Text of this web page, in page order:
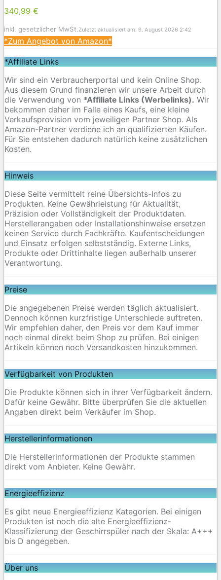
340,99 €
inkl. gesetzlicher MwSt.Zuletzt aktualisiert am: 9. August 2026 2:42
*Zum Angebot von Amazon*
*Affiliate Links
Wir sind ein Verbraucherportal und kein Online Shop.
Aus diesem Grund finanzieren wir unsere Arbeit durch
die Verwendung von *Affiliate Links (Werbelinks). Wir
bekommen daher im Falle eines Kaufs, eine kleine
Verkaufsprovision vom jeweiligen Partner Shop. Als
Amazon-Partner verdiene ich an qualifizierten Käufen.
Für Sie entstehen dadurch natürlich keine zusätzlichen
Kosten.
Hinweis
Diese Seite vermittelt reine Übersichts-Infos zu
Produkten. Keine Gewährleistung für Aktualität,
Präzision oder Vollständigkeit der Produktdaten.
Herstellerangaben oder Installationshinweise ersetzen
keinen Service durch Fachkräfte. Kaufentscheidungen
und Einsatz erfolgen selbstständig. Externe Links,
Produkte oder Drittinhalte liegen außerhalb unserer
Verantwortung.
Preise
Die angegebenen Preise werden täglich aktualisiert.
Dennoch können kurzfristige Unterschiede auftreten.
Wir empfehlen daher, den Preis vor dem Kauf immer
noch einmal direkt beim Shop zu prüfen. Bei einigen
Artikeln können noch Versandkosten hinzukommen.
Verfügbarkeit von Produkten
Die Produkte können sich in ihrer Verfügbarkeit ändern.
Dafür keine Gewähr. Bitte überprüfen Sie die aktuellen
Angaben direkt beim Verkäufer im Shop.
Herstellerinformationen
Die Herstellerinformationen der Produkte stammen
direkt vom Anbieter. Keine Gewähr.
Energieeffizienz
Es gibt neue Energieeffizienz Kategorien. Bei einigen
Produkten ist noch die alte Energieeffizienz-
Klassifizierung der Geschirrspüler nach der Skala: A+++
bis D angegeben.
Über uns